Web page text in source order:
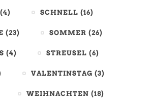
(4) SCHNELL (16)
(23) SOMMER (26)
(4) STREUSEL (6)
VALENTINSTAG (3)
WEIHNACHTEN (18)